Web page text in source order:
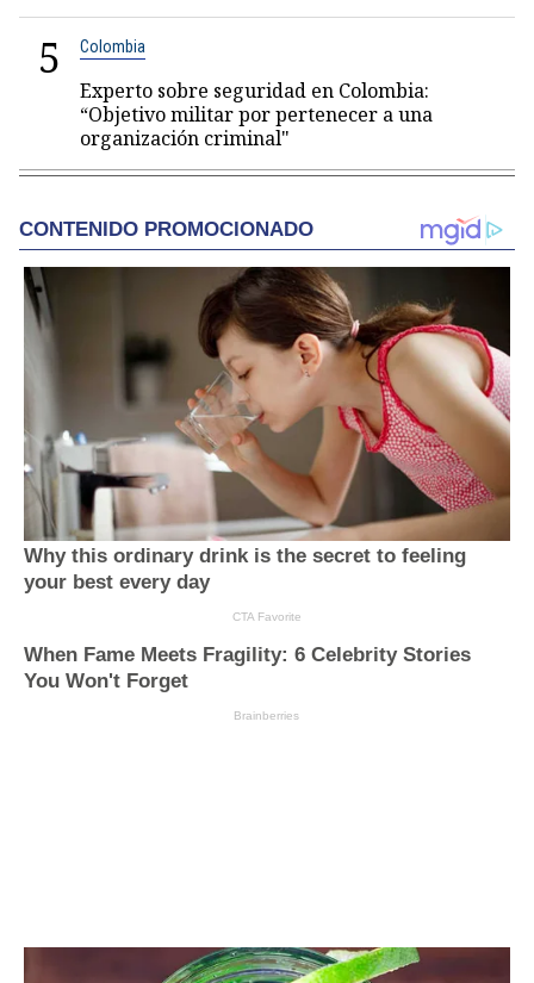
5 Colombia
Experto sobre seguridad en Colombia:
“Objetivo militar por pertenecer a una
organización criminal"